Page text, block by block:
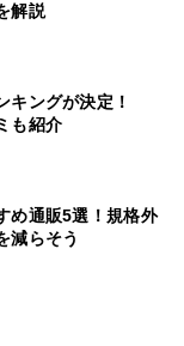
解説
キングが決定！
も紹介
め通販5選！規格外
減らそう